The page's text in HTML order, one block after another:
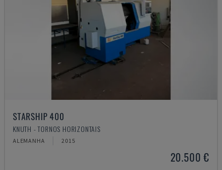
STARSHIP 400
KNUTH - TORNOS HORIZONTAIS
ALEMANHA 2015
20.500 €